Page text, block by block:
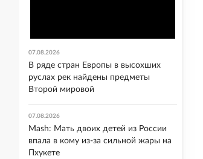
07.08.2026
В ряде стран Европы в высохших
руслах рек найдены предметы
Второй мировой
07.08.2026
Mash: Мать двоих детей из России
впала в кому из-за сильной жары на
Пхукете